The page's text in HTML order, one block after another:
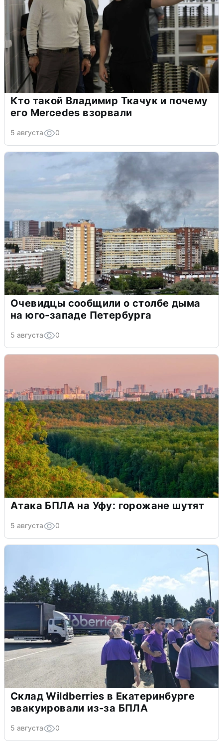
Кто такой Владимир Ткачук и почему
его Mercedes взорвали
5 августа 0
Очевидцы сообщили о столбе дыма
на юго-западе Петербурга
5 августа 0
Атака БПЛА на Уфу: горожане шутят
5 августа 0
Склад Wildberries в Екатеринбурге
эвакуировали из-за БПЛА
5 августа 0